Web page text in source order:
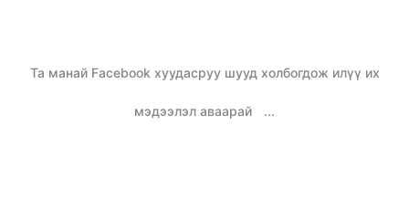
Та манай Facebook хуудасруу шууд холбогдож илүү их
мэдээлэл аваарай ...